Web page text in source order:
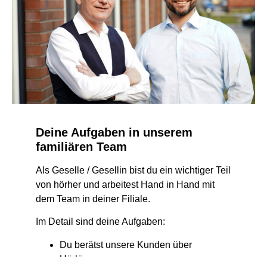
Deine Aufgaben in unserem
familiären Team
Als Geselle / Gesellin bist du ein wichtiger Teil
von hörher und arbeitest Hand in Hand mit
dem Team in deiner Filiale.
Im Detail sind deine Aufgaben:
Du berätst unsere Kunden über